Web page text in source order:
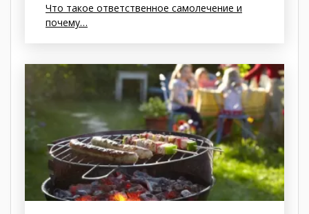
Что такое ответственное самолечение и
почему…